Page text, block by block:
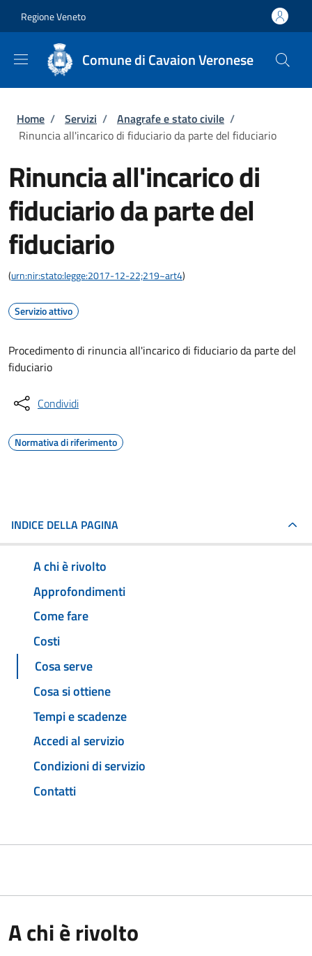
Regione Veneto
Comune di Cavaion Veronese
Briciole di pane
Home / Servizi / Anagrafe e stato civile /
Rinuncia all'incarico di fiduciario da parte del fiduciario
Rinuncia all'incarico di
fiduciario da parte del
fiduciario
(urn:nir:stato:legge:2017-12-22;219~art4)
Servizio attivo
Procedimento di rinuncia all'incarico di fiduciario da parte del
fiduciario
Condividi
Normativa di riferimento
INDICE DELLA PAGINA
A chi è rivolto
Approfondimenti
Come fare
Costi
Cosa serve
Cosa si ottiene
Tempi e scadenze
Accedi al servizio
Condizioni di servizio
Contatti
A chi è rivolto